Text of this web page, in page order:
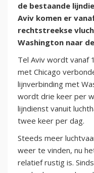
de bestaande
Aviv komen er
rechtstreekse
Washington naar
Tel Aviv wordt vanaf
met Chicago
lijnverbinding met
wordt drie keer per
lijndienst vanuit
twee keer per dag.
Steeds meer
weer te vinden, nu
relatief rustig is.